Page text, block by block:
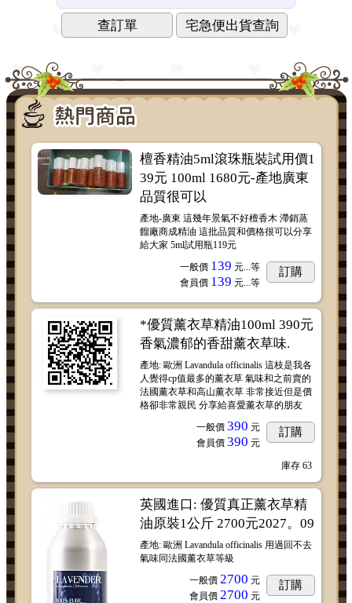
查訂單 宅急便出貨查詢
檀香精油5ml滾珠瓶裝試用價1
39元 100ml 1680元-產地廣東
品質很可以
產地-廣東 這幾年景氣不好檀香木 滯銷蒸
餾廠商成精油 這批品質和價格很可以分享
給大家 5ml試用瓶119元
一般價 139 元... 等
會員價 139 元... 等
訂購
*優質薰衣草精油100ml 390元
香氣濃郁的香甜薰衣草味.
產地: 歐洲 Lavandula officinalis 這枝是我各
人覺得cp值最多的薰衣草 氣味和之前賣的
法國薰衣草和高山薰衣草 非常接近但是價
格卻非常親民 分享給喜愛薰衣草的朋友
一般價 390 元
會員價 390 元
訂購
庫存 63
英國進口: 優質真正薰衣草精
油原裝1公斤 2700元2027。09
產地: 歐洲 Lavandula officinalis 用過回不去
氣味同法國薰衣草等級
一般價 2700 元
會員價 2700 元
訂購